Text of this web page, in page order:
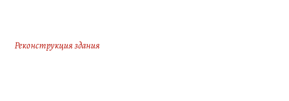
Реконструкция здания